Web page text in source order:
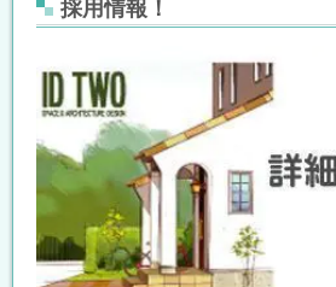
採用情報！